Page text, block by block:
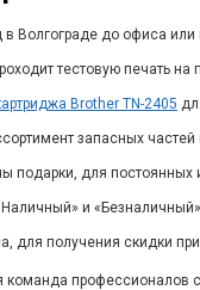
Волгограде до офиса или
тестовую печать на
Brother TN-2405
запасных частей
подарки, для постоянных
и «Безналичный»
для получения скидки
профессионалов